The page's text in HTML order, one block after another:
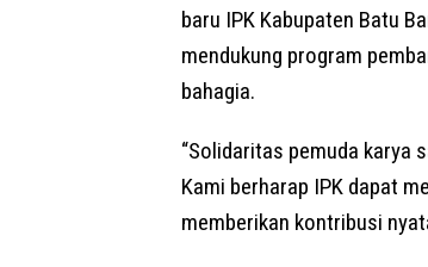
baru IPK Kabupaten Batu
mendukung program
bahagia.
“Solidaritas pemuda karya
Kami berharap IPK dapat
memberikan kontribusi